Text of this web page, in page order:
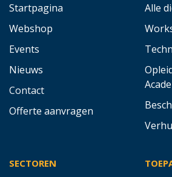
Startpagina
Webshop
Events
Nieuws
Contact
Offerte aanvragen
Alle
SECTOREN